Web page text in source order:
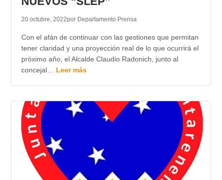
20 octubre, 2022por Departamento Prensa
Con el afán de continuar con las gestiones que permitan
tener claridad y una proyección real de lo que ocurrirá el
próximo año, el Alcalde Claudio Radonich, junto al
concejal… Leer más